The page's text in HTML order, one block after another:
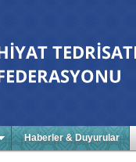
Haberler & Duyurular